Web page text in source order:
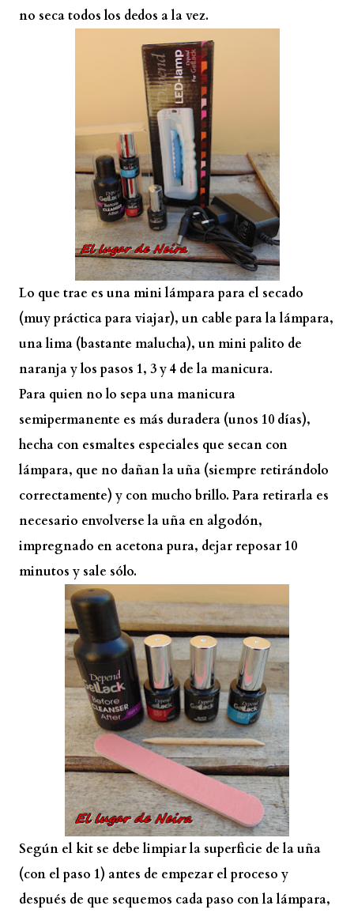
no seca todos los dedos a la vez.
Lo que trae es una mini lámpara para el secado
(muy práctica para viajar), un cable para la lámpara,
una lima (bastante malucha), un mini palito de
naranja y los pasos 1, 3 y 4 de la manicura.
Para quien no lo sepa una manicura
semipermanente es más duradera (unos 10 días),
hecha con esmaltes especiales que secan con
lámpara, que no dañan la uña (siempre retirándolo
correctamente) y con mucho brillo. Para retirarla es
necesario envolverse la uña en algodón,
impregnado en acetona pura, dejar reposar 10
minutos y sale sólo.
Según el kit se debe limpiar la superficie de la uña
(con el paso 1) antes de empezar el proceso y
después de que sequemos cada paso con la lámpara,